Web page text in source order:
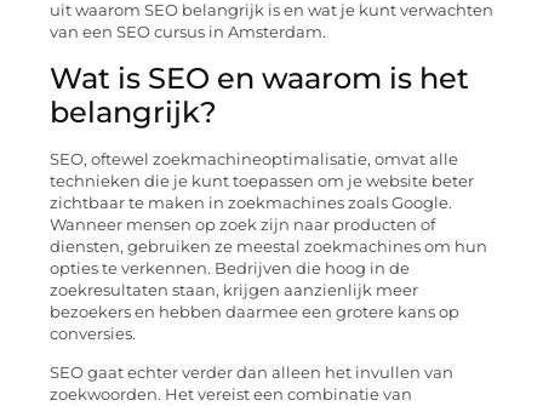
uit waarom SEO belangrijk is en wat je kunt verwachten
van een SEO cursus in Amsterdam.
Wat is SEO en waarom is het
belangrijk?
SEO, oftewel zoekmachineoptimalisatie, omvat alle
technieken die je kunt toepassen om je website beter
zichtbaar te maken in zoekmachines zoals Google.
Wanneer mensen op zoek zijn naar producten of
diensten, gebruiken ze meestal zoekmachines om hun
opties te verkennen. Bedrijven die hoog in de
zoekresultaten staan, krijgen aanzienlijk meer
bezoekers en hebben daarmee een grotere kans op
conversies.
SEO gaat echter verder dan alleen het invullen van
zoekwoorden. Het vereist een combinatie van